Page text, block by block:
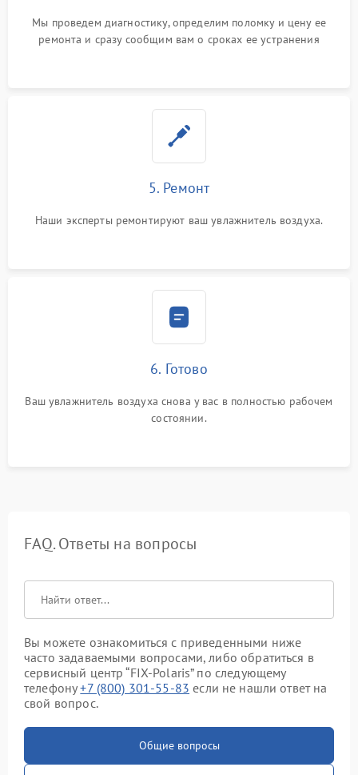
Мы проведем диагностику, определим поломку и цену ее
ремонта и сразу сообщим вам о сроках ее устранения
5. Ремонт
Наши эксперты ремонтируют ваш увлажнитель воздуха.
6. Готово
Ваш увлажнитель воздуха снова у вас в полностью рабочем
состоянии.
FAQ. Ответы на вопросы
Вы можете ознакомиться с приведенными ниже
часто задаваемыми вопросами, либо обратиться в
сервисный центр “FIX-Polaris” по следующему
телефону+7 (800) 301-55-83 если не нашли ответ на
свой вопрос.
Общие вопросы